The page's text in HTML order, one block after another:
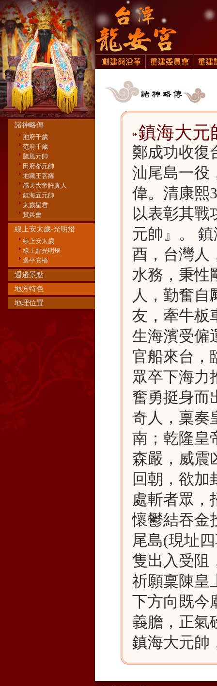
諸神略傳
池府千歲
范府千歲
騰風元帥
田府都元帥
地藏王菩薩
感天大帝許真人
鎮海五元帥
太歲星君
賞兵會
線上安太歲-光明燈
線上安太歲
線上點光明燈
過平安橋
週邊景點
地方特色
地理位置
鎮海大元
鄭成功收復
汕尾島一役
偉。清康熙
以表彰其戰
元帥』。
酉，台灣人
水務，秉性
人，勤奮自
友，牽牛板
生海濱受僱
官船來台，
眾卒下海力
奮勇挺身而
奇人，稟奏
南；乾隆皇
森嚴，威震
回朝，欲加
處斬者眾，
懷鬱結吞金
尾島(現址
隻出入受阻
祈願稟陳皇
下方向既今
義膽，正氣
鎮海大元帥